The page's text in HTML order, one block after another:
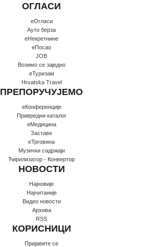
ОГЛАСИ
еОгласи
Ауто берза
еНекретнине
еПосао
JOB
Возимо се заједно
еТуризам
Hrvatska Travel
ПРЕПОРУЧУЈЕМО
еКонференције
Привредни каталог
еМедицина
Заставе
еТрговина
Музички садржаји
Ћирилизатор - Конвертор
НОВОСТИ
Најновије
Најчитаније
Видео новости
Архива
RSS
КОРИСНИЦИ
Пријавите се